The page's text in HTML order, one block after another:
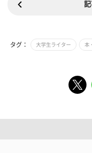
タグ： 大学生ライター 本